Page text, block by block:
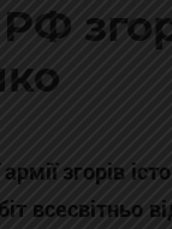
згорів
всесвітньо